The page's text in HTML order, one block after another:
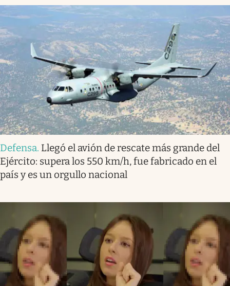
Defensa. Llegó el avión de rescate más grande del
Ejército: supera los 550 km/h, fue fabricado en el
país y es un orgullo nacional